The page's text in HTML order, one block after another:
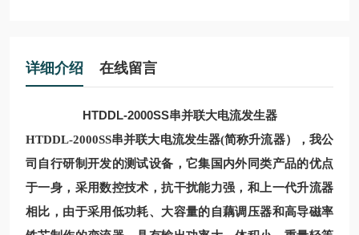
详细介绍 在线留言
HTDDL-2000SS串并联大电流发生器
HTDDL-2000SS串并联大电流发生器(简称升流器），我公
司自行研制开发的测试设备，它集国内外同类产品的优点
于一身，采用数控技术，抗干扰能力强，和上一代升流器
相比，由于采用低功耗、大容量的自藕调压器和高导磁率